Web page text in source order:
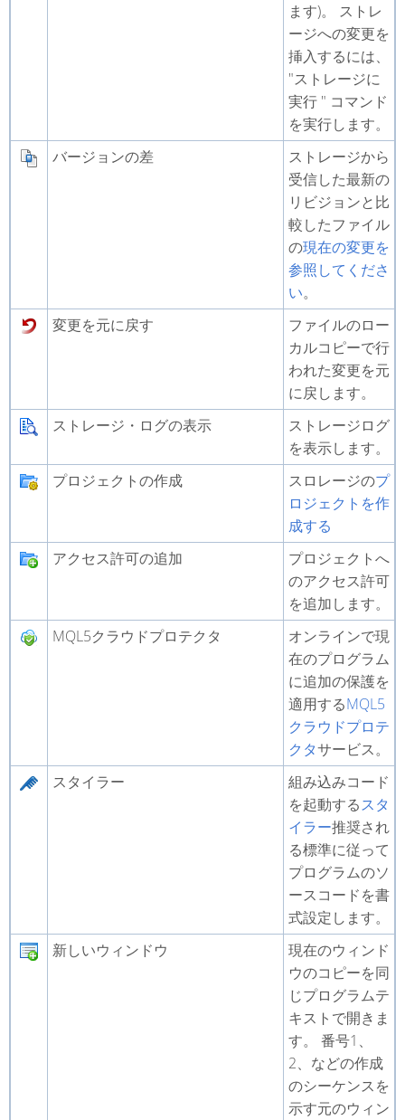
ます)。 ストレ
ージへの変更を
挿入するには、
"ストレージに
実行 " コマンド
を実行します。
バージョンの差
ストレージから
受信した最新の
リビジョンと比
較したファイル
の現在の変更を
参照してくださ
い。
変更を元に戻す
ファイルのロー
カルコピーで行
われた変更を元
に戻します。
ストレージ・ログの表示
ストレージログ
を表示します。
プロジェクトの作成
スロレージのプ
ロジェクトを作
成する
アクセス許可の追加
プロジェクトへ
のアクセス許可
を追加します。
MQL5クラウドプロテクタ
オンラインで現
在のプログラム
に追加の保護を
適用するMQL5
クラウドプロテ
クタサービス。
スタイラー
組み込みコード
を起動するスタ
イラー推奨され
る標準に従って
プログラムのソ
ースコードを書
式設定します。
新しいウィンドウ
現在のウィンド
ウのコピーを同
じプログラムテ
キストで開きま
す。 番号1、
2、などの作成
のシーケンスを
示す元のウィン